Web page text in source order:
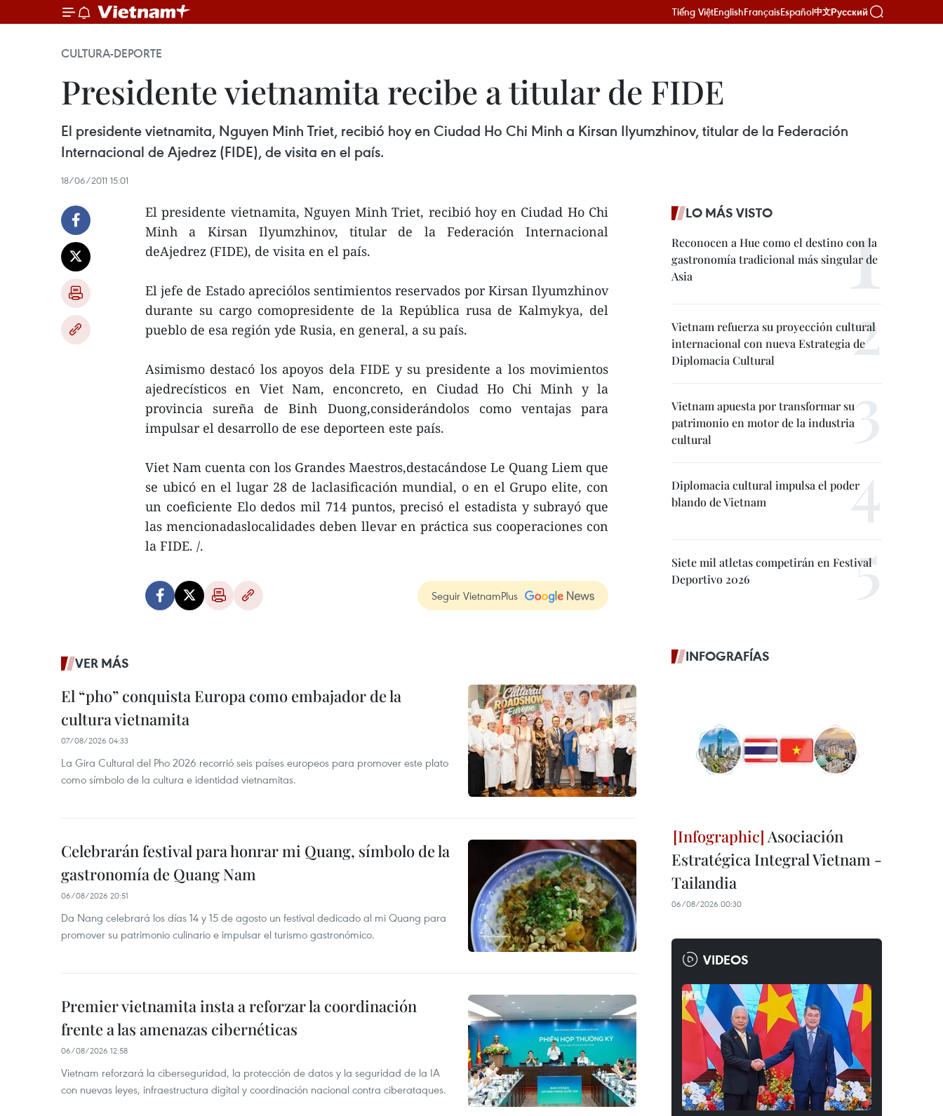
Tiếng ViệtEnglishFrançaisEspañol中文Русский
CULTURA-DEPORTE
Presidente vietnamita recibe a titular de FIDE
El presidente vietnamita, Nguyen Minh Triet, recibió hoy en Ciudad Ho Chi Minh a Kirsan Ilyumzhinov, titular de la Federación
Internacional de Ajedrez (FIDE), de visita en el país.
18/06/2011 15:01
El presidente vietnamita, Nguyen Minh Triet, recibió hoy en Ciudad Ho Chi
Minh a Kirsan Ilyumzhinov, titular de la Federación Internacional
deAjedrez (FIDE), de visita en el país.
El jefe de Estado apreciólos sentimientos reservados por Kirsan Ilyumzhinov
durante su cargo comopresidente de la República rusa de Kalmykya, del
pueblo de esa región yde Rusia, en general, a su país.
Asimismo destacó los apoyos dela FIDE y su presidente a los movimientos
ajedrecísticos en Viet Nam, enconcreto, en Ciudad Ho Chi Minh y la
provincia sureña de Binh Duong,considerándolos como ventajas para
impulsar el desarrollo de ese deporteen este país.
Viet Nam cuenta con los Grandes Maestros,destacándose Le Quang Liem que
se ubicó en el lugar 28 de laclasificación mundial, o en el Grupo elite, con
un coeficiente Elo dedos mil 714 puntos, precisó el estadista y subrayó que
las mencionadaslocalidades deben llevar en práctica sus cooperaciones con
la FIDE. /.
Seguir VietnamPlus
VER MÁS
El “pho” conquista Europa como embajador de la
cultura vietnamita
07/08/2026 04:33
La Gira Cultural del Pho 2026 recorrió seis países europeos para promover este plato
como símbolo de la cultura e identidad vietnamitas.
Celebrarán festival para honrar mi Quang, símbolo de la
gastronomía de Quang Nam
06/08/2026 20:51
Da Nang celebrará los días 14 y 15 de agosto un festival dedicado al mi Quang para
promover su patrimonio culinario e impulsar el turismo gastronómico.
Premier vietnamita insta a reforzar la coordinación
frente a las amenazas cibernéticas
06/08/2026 12:58
Vietnam reforzará la ciberseguridad, la protección de datos y la seguridad de la IA
con nuevas leyes, infraestructura digital y coordinación nacional contra ciberataques.
LO MÁS VISTO
Reconocen a Hue como el destino con la
gastronomía tradicional más singular de
Asia
Vietnam refuerza su proyección cultural
internacional con nueva Estrategia de
Diplomacia Cultural
Vietnam apuesta por transformar su
patrimonio en motor de la industria
cultural
Diplomacia cultural impulsa el poder
blando de Vietnam
Siete mil atletas competirán en Festival
Deportivo 2026
INFOGRAFÍAS
Asociación
Estratégica Integral Vietnam -
Tailandia
06/08/2026 00:30
VIDEOS